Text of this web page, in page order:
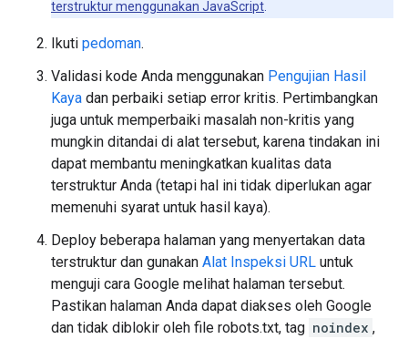
terstruktur menggunakan JavaScript
Ikuti pedoman.
Validasi kode Anda menggunakan Pengujian Hasil
Kaya dan perbaiki setiap error kritis. Pertimbangkan
juga untuk memperbaiki masalah non-kritis yang
mungkin ditandai di alat tersebut, karena tindakan ini
dapat membantu meningkatkan kualitas data
terstruktur Anda (tetapi hal ini tidak diperlukan agar
memenuhi syarat untuk hasil kaya).
Deploy beberapa halaman yang menyertakan data
terstruktur dan gunakan Alat Inspeksi URL untuk
menguji cara Google melihat halaman tersebut.
Pastikan halaman Anda dapat diakses oleh Google
dan tidak diblokir oleh file robots.txt, tag noindex ,